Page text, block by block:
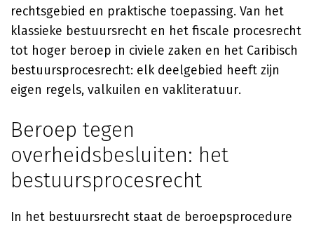
rechtsgebied en praktische toepassing. Van het
klassieke bestuursrecht en het fiscale procesrecht
tot hoger beroep in civiele zaken en het Caribisch
bestuursprocesrecht: elk deelgebied heeft zijn
eigen regels, valkuilen en vakliteratuur.
Beroep tegen
overheidsbesluiten: het
bestuursprocesrecht
In het bestuursrecht staat de beroepsprocedure